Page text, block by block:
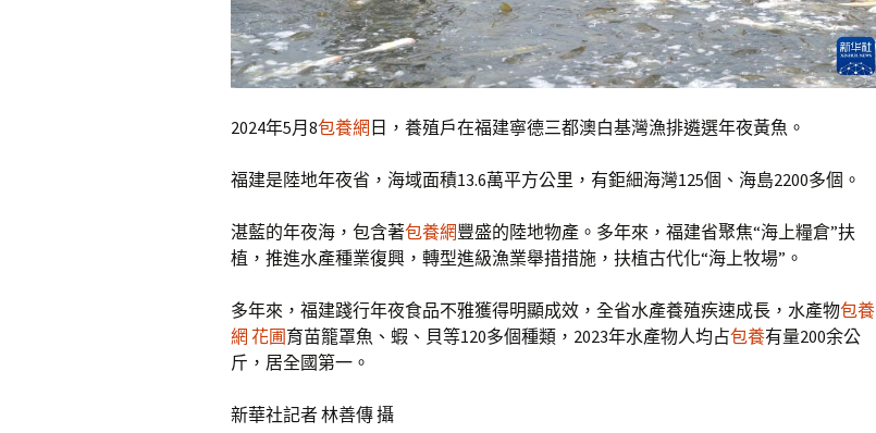
2024年5月8包養網 日，養殖戶在福建寧德三都澳白基灣漁排遴選年夜黃魚。
福建是陸地年夜省，海域面積13.6萬平方公里，有鉅細海灣125個、海島2200多個。
湛藍的年夜海，包含著包養網豐盛的陸地物產。多年來，福建省聚焦“海上糧倉”扶
植，推進水產種業復興，轉型進級漁業舉措措施，扶植古代化“海上牧場”。
多年來，福建踐行年夜食品不雅獲得明顯成效，全省水產養殖疾速成長，水產物包養
網 花圃育苗籠罩魚、蝦、貝等120多個種類，2023年水產物人均占包養有量200余公
斤，居全國第一。
新華社記者 林善傳 攝